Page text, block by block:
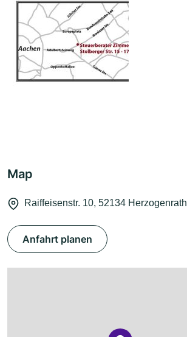
Map
Raiffeisenstr. 10, 52134 Herzogenrath
Anfahrt planen